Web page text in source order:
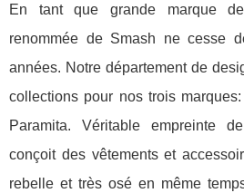
En tant que grande marque
renommée de Smash ne cesse
années. Notre département de
collections pour nos trois
Paramita. Véritable empreinte
conçoit des vêtements et
rebelle et très osé en même